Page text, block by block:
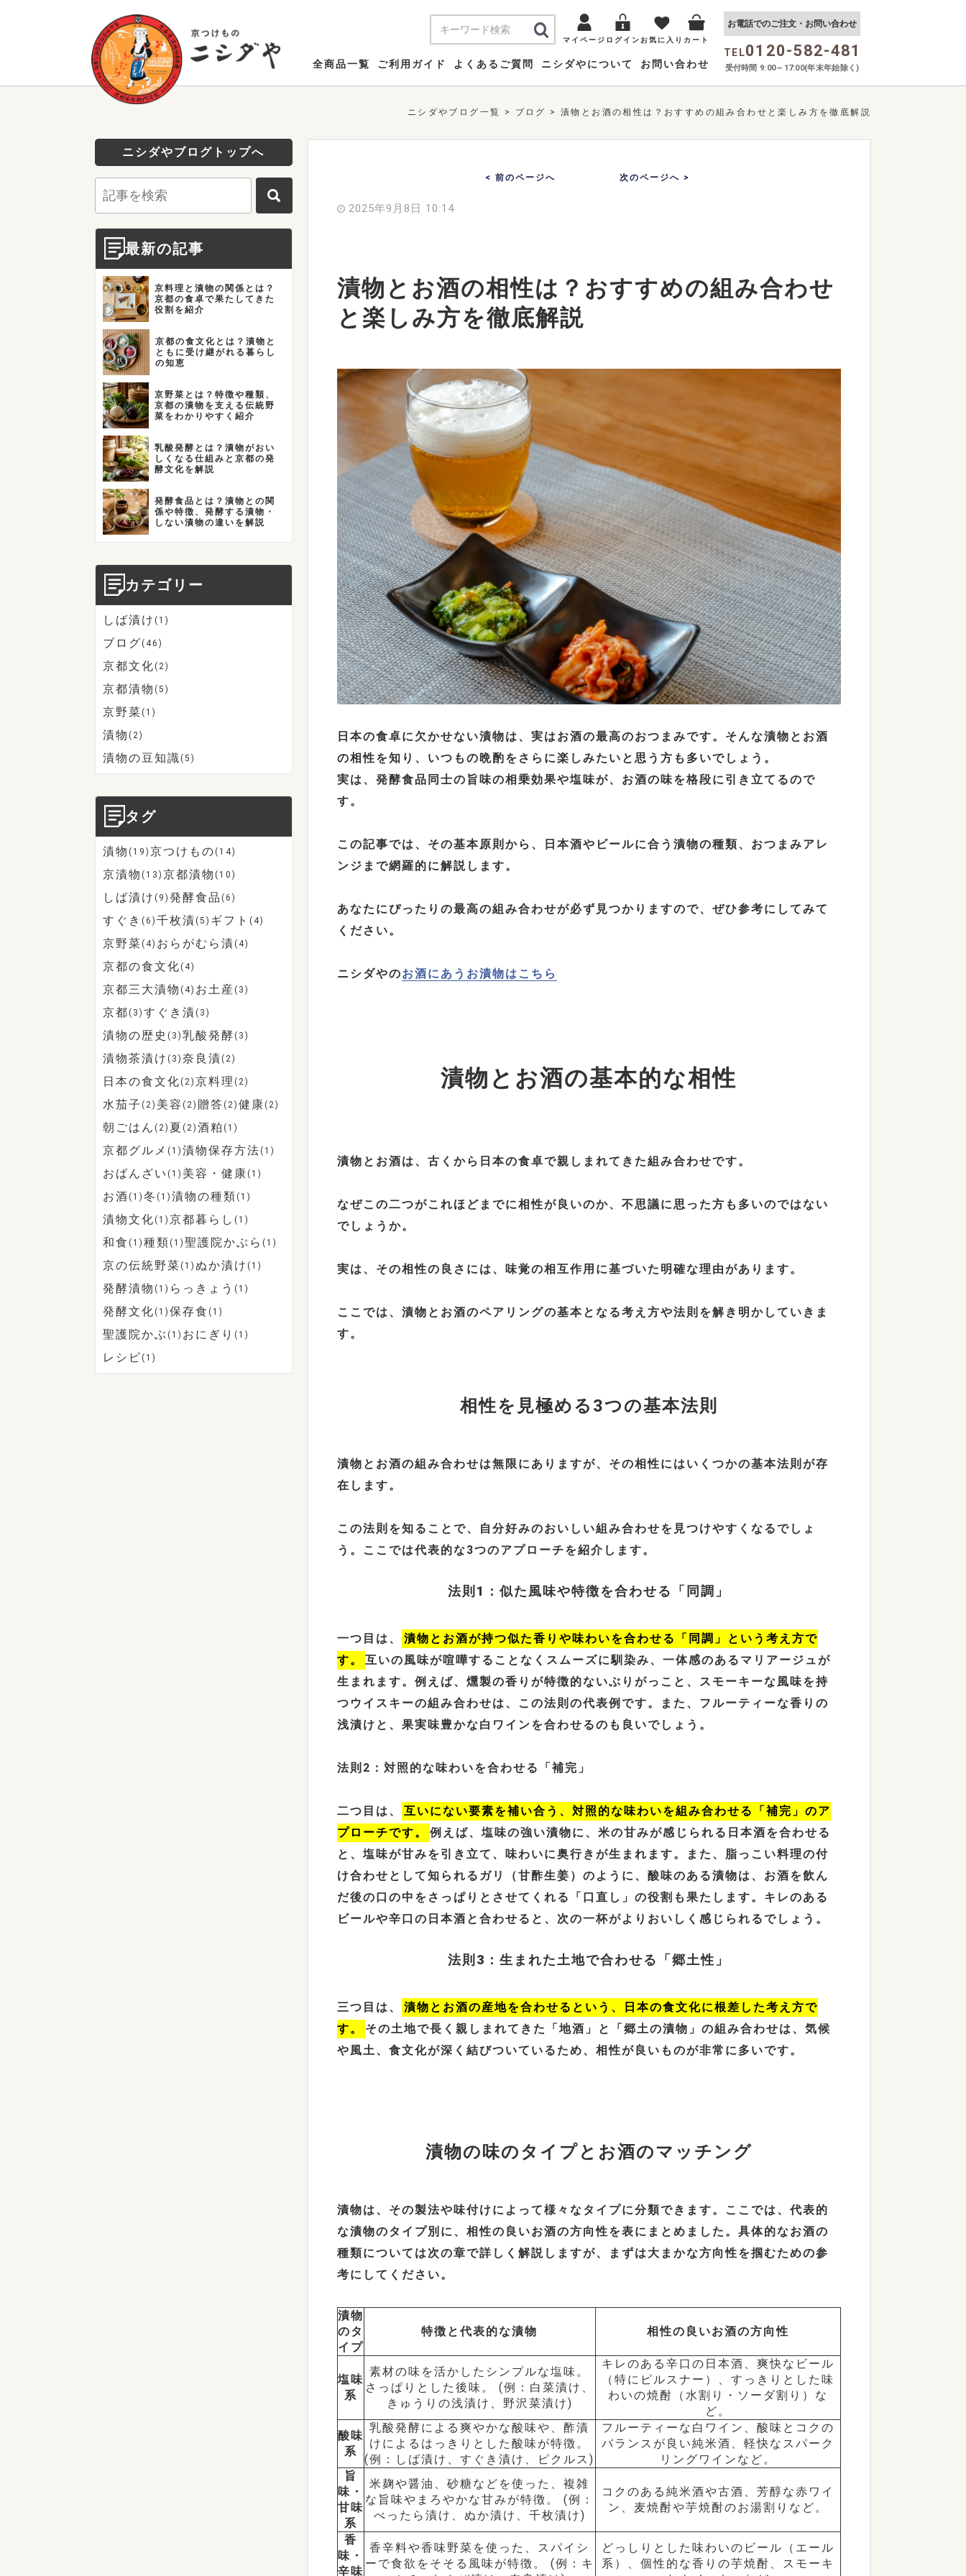
マイページ ログイン お気に入り カート
全商品一覧 ご利用ガイド よくあるご質問 ニシダやについて お問い合わせ
お電話でのご注文・お問い合わせ
TEL0120-582-481
受付時間 9:00～17:00(年末年始除く)
ニシダやブログ一覧 > ブログ > 漬物とお酒の相性は？おすすめの組み合わせと楽しみ方を徹底解説
ニシダやブログトップへ
最新の記事
京料理と漬物の関係とは？
京都の食卓で果たしてきた
役割を紹介
京都の食文化とは？漬物と
ともに受け継がれる暮らし
の知恵
京野菜とは？特徴や種類、
京都の漬物を支える伝統野
菜をわかりやすく紹介
乳酸発酵とは？漬物がおい
しくなる仕組みと京都の発
酵文化を解説
発酵食品とは？漬物との関
係や特徴、発酵する漬物・
しない漬物の違いを解説
カテゴリー
しば漬け (1)
ブログ (46)
京都文化 (2)
京都漬物 (5)
京野菜 (1)
漬物 (2)
漬物の豆知識 (5)
タグ
漬物 (19) 京つけもの (14)
京漬物 (13) 京都漬物 (10)
しば漬け (9) 発酵食品 (6)
すぐき (6) 千枚漬 (5) ギフト (4)
京野菜 (4) おらがむら漬 (4)
京都の食文化 (4)
京都三大漬物 (4) お土産 (3)
京都 (3) すぐき漬 (3)
漬物の歴史 (3) 乳酸発酵 (3)
漬物茶漬け (3) 奈良漬 (2)
日本の食文化 (2) 京料理 (2)
水茄子 (2) 美容 (2) 贈答 (2) 健康 (2)
朝ごはん (2) 夏 (2) 酒粕 (1)
京都グルメ (1) 漬物保存方法 (1)
おばんざい (1) 美容・健康 (1)
お酒 (1) 冬 (1) 漬物の種類 (1)
漬物文化 (1) 京都暮らし (1)
和食 (1) 種類 (1) 聖護院かぶら (1)
京の伝統野菜 (1) ぬか漬け (1)
発酵漬物 (1) らっきょう (1)
発酵文化 (1) 保存食 (1)
聖護院かぶ (1) おにぎり (1)
レシピ (1)
< 前のページへ 次のページへ >
2025年9月8日 10:14
漬物とお酒の相性は？おすすめの組み合わせ
と楽しみ方を徹底解説
日本の食卓に欠かせない漬物は、実はお酒の最高のおつまみです。そんな漬物とお酒
の相性を知り、いつもの晩酌をさらに楽しみたいと思う方も多いでしょう。
実は、発酵食品同士の旨味の相乗効果や塩味が、お酒の味を格段に引き立てるので
す。
この記事では、その基本原則から、日本酒やビールに合う漬物の種類、おつまみアレ
ンジまで網羅的に解説します。
あなたにぴったりの最高の組み合わせが必ず見つかりますので、ぜひ参考にしてみて
ください。
ニシダやのお酒にあうお漬物はこちら
漬物とお酒の基本的な相性
漬物とお酒は、古くから日本の食卓で親しまれてきた組み合わせです。
なぜこの二つがこれほどまでに相性が良いのか、不思議に思った方も多いのではない
でしょうか。
実は、その相性の良さには、味覚の相互作用に基づいた明確な理由があります。
ここでは、漬物とお酒のペアリングの基本となる考え方や法則を解き明かしていきま
す。
相性を見極める3つの基本法則
漬物とお酒の組み合わせは無限にありますが、その相性にはいくつかの基本法則が存
在します。
この法則を知ることで、自分好みのおいしい組み合わせを見つけやすくなるでしょ
う。ここでは代表的な3つのアプローチを紹介します。
法則1：似た風味や特徴を合わせる「同調」
一つ目は、
漬物とお酒が持つ似た香りや味わいを合わせる「同調」という考え方で
す。
互いの風味が喧嘩することなくスムーズに馴染み、一体感のあるマリアージュが
生まれます。例えば、燻製の香りが特徴的ないぶりがっこと、スモーキーな風味を持
つウイスキーの組み合わせは、この法則の代表例です。また、フルーティーな香りの
浅漬けと、果実味豊かな白ワインを合わせるのも良いでしょう。
法則2：対照的な味わいを合わせる「補完」
二つ目は、
互いにない要素を補い合う、対照的な味わいを組み合わせる「補完」のア
プローチです。
例えば、塩味の強い漬物に、米の甘みが感じられる日本酒を合わせる
と、塩味が甘みを引き立て、味わいに奥行きが生まれます。また、脂っこい料理の付
け合わせとして知られるガリ（甘酢生姜）のように、酸味のある漬物は、お酒を飲ん
だ後の口の中をさっぱりとさせてくれる「口直し」の役割も果たします。キレのある
ビールや辛口の日本酒と合わせると、次の一杯がよりおいしく感じられるでしょう。
法則3：生まれた土地で合わせる「郷土性」
三つ目は、
漬物とお酒の産地を合わせるという、日本の食文化に根差した考え方で
す。
その土地で長く親しまれてきた「地酒」と「郷土の漬物」の組み合わせは、気候
や風土、食文化が深く結びついているため、相性が良いものが非常に多いです。
漬物の味のタイプとお酒のマッチング
漬物は、その製法や味付けによって様々なタイプに分類できます。ここでは、代表的
な漬物のタイプ別に、相性の良いお酒の方向性を表にまとめました。具体的なお酒の
種類については次の章で詳しく解説しますが、まずは大まかな方向性を掴むための参
考にしてください。
漬物
のタ
イプ
特徴と代表的な漬物 相性の良いお酒の方向性
塩味
系
素材の味を活かしたシンプルな塩味。
さっぱりとした後味。 (例：白菜漬け、
きゅうりの浅漬け、野沢菜漬け)
キレのある辛口の日本酒、爽快なビール
（特にピルスナー）、すっきりとした味
わいの焼酎（水割り・ソーダ割り）な
ど。
酸味
系
乳酸発酵による爽やかな酸味や、酢漬
けによるはっきりとした酸味が特徴。
(例：しば漬け、すぐき漬け、ピクルス)
フルーティーな白ワイン、酸味とコクの
バランスが良い純米酒、軽快なスパーク
リングワインなど。
旨
味・
甘味
系
米麹や醤油、砂糖などを使った、複雑
な旨味やまろやかな甘みが特徴。 (例：
べったら漬け、ぬか漬け、千枚漬け)
コクのある純米酒や古酒、芳醇な赤ワイ
ン、麦焼酎や芋焼酎のお湯割りなど。
香
味・
辛味
香辛料や香味野菜を使った、スパイシ
ーで食欲をそそる風味が特徴。 (例：キ
どっしりとした味わいのビール（エール
系）、個性的な香りの芋焼酎、スモーキ